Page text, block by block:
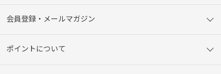
会員登録・メールマガジン
ポイントについて